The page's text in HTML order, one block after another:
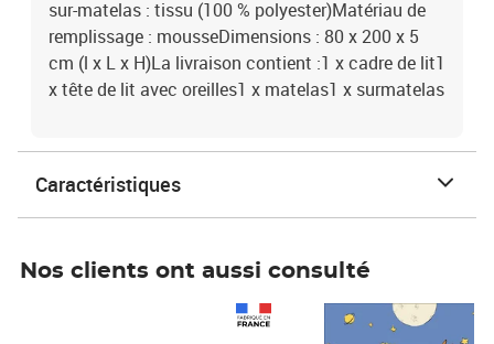
sur-matelas : tissu (100 % polyester)Matériau de
remplissage : mousseDimensions : 80 x 200 x 5
cm (l x L x H)La livraison contient :1 x cadre de lit1
x tête de lit avec oreilles1 x matelas1 x surmatelas
Caractéristiques
Nos clients ont aussi consulté
Prix 7,50€